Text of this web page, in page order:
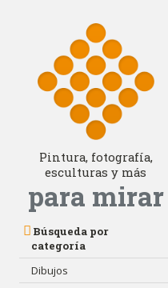
Pintura, fotografía,
esculturas y más
para mirar
Búsqueda por
categoría
Dibujos